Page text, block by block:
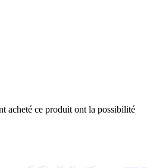
acheté ce produit ont la possibilité